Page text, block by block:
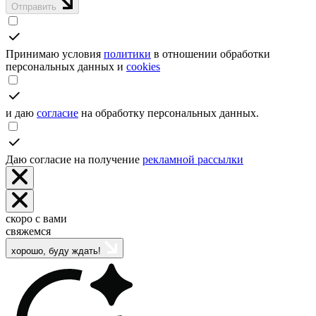
Отправить
Принимаю условия политики в отношении обработки
персональных данных и cookies
и даю согласие на обработку персональных данных.
Даю согласие на получение рекламной рассылки
скоро с вами
свяжемся
хорошо, буду ждать!